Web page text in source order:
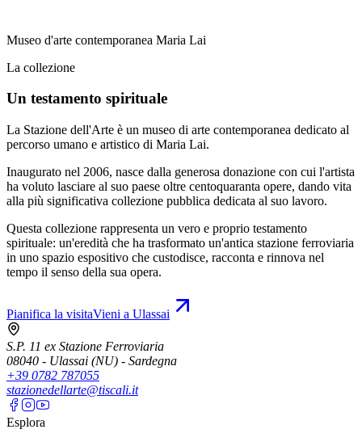
Museo d'arte contemporanea Maria Lai
La collezione
Un testamento spirituale
La Stazione dell'Arte è un museo di arte contemporanea dedicato al
percorso umano e artistico di Maria Lai.
Inaugurato nel 2006, nasce dalla generosa donazione con cui l'artista
ha voluto lasciare al suo paese oltre centoquaranta opere, dando vita
alla più significativa collezione pubblica dedicata al suo lavoro.
Questa collezione rappresenta un vero e proprio testamento
spirituale: un'eredità che ha trasformato un'antica stazione ferroviaria
in uno spazio espositivo che custodisce, racconta e rinnova nel
tempo il senso della sua opera.
Pianifica la visitaVieni a Ulassai
S.P. 11 ex Stazione Ferroviaria
08040 - Ulassai (NU) - Sardegna
+39 0782 787055
stazionedellarte@tiscali.it
Esplora